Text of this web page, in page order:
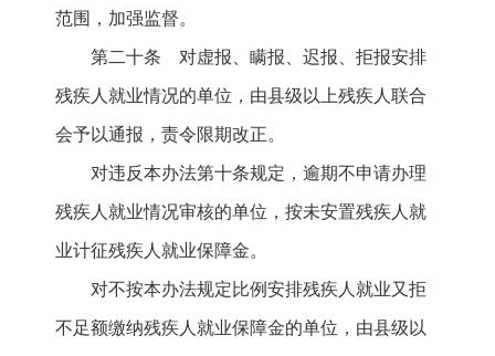
范围，加强监督。
第二十条 对虚报、瞒报、迟报、拒报安排
残疾人就业情况的单位，由县级以上残疾人联合
会予以通报，责令限期改正。
对违反本办法第十条规定，逾期不申请办理
残疾人就业情况审核的单位，按未安置残疾人就
业计征残疾人就业保障金。
对不按本办法规定比例安排残疾人就业又拒
不足额缴纳残疾人就业保障金的单位，由县级以